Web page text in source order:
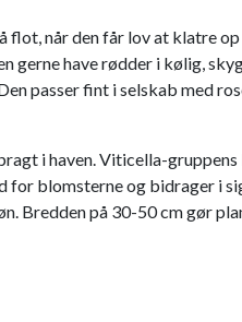
flot, når den får lov at klatre
gerne have rødder i kølig,
passer fint i selskab med
i haven. Viticella-
blomsterne og bidrager i
Bredden på 30-50 cm gør